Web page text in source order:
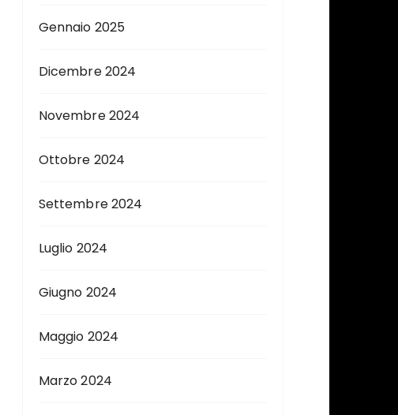
Gennaio 2025
Dicembre 2024
Novembre 2024
Ottobre 2024
Settembre 2024
Luglio 2024
Giugno 2024
Maggio 2024
Marzo 2024